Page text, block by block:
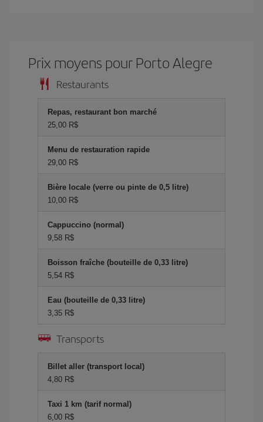
Prix ​​moyens pour Porto Alegre
Restaurants
Repas, restaurant bon marché
25,00 R$
Menu de restauration rapide
29,00 R$
Bière locale (verre ou pinte de 0,5 litre)
10,00 R$
Cappuccino (normal)
9,58 R$
Boisson fraîche (bouteille de 0,33 litre)
5,54 R$
Eau (bouteille de 0,33 litre)
3,35 R$
Transports
Billet aller (transport local)
4,80 R$
Taxi 1 km (tarif normal)
6,00 R$